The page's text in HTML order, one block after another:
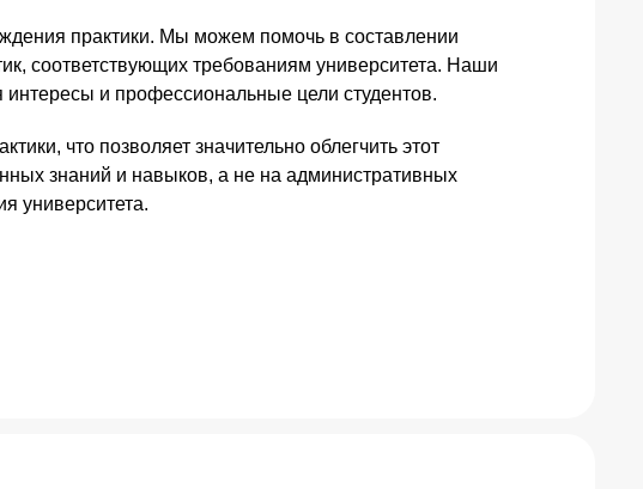
практики. Мы можем помочь в составлении
соответствующих требованиям университета. Наши
и профессиональные цели студентов.
что позволяет значительно облегчить этот
знаний и навыков, а не на административных
университета.